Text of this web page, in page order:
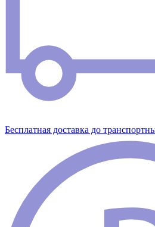
Бесплатная доставка до